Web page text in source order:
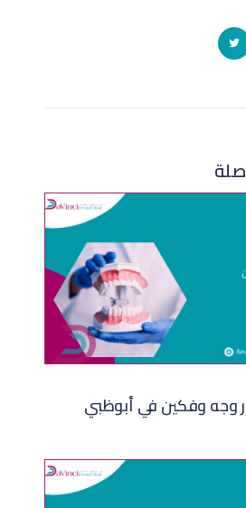
وجه وفكين في أبوظبي